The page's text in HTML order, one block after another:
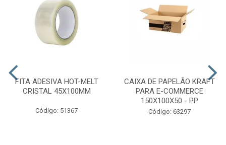
FITA ADESIVA HOT-MELT
CRISTAL 45X100MM
Código: 51367
CAIXA DE PAPELÃO KRAFT
PARA E-COMMERCE
150X100X50 - PP
Código: 63297